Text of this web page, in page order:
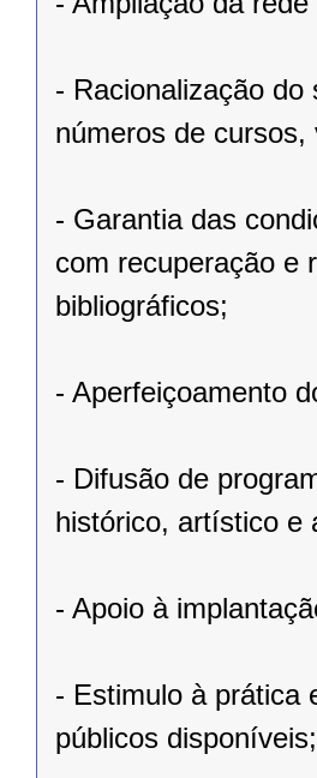
- Racionalização
números de cursos,
- Garantia das
com recuperação e
bibliográficos;
- Aperfeiçoamento
- Difusão de
histórico, artístico e
- Apoio à
- Estimulo à prática
públicos disponíveis;